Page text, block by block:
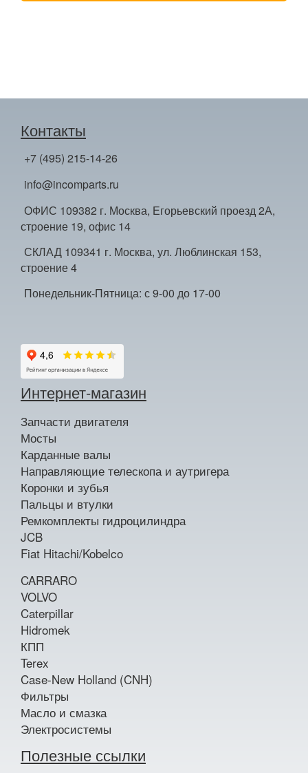
Контакты
+7 (495) 215-14-26
info@incomparts.ru
ОФИС 109382 г. Москва, Егорьевский проезд 2А,
строение 19, офис 14
СКЛАД 109341 г. Москва, ул. Люблинская 153,
строение 4
Понедельник-Пятница: с 9-00 до 17-00
Интернет-магазин
Запчасти двигателя
Мосты
Карданные валы
Направляющие телескопа и аутригера
Коронки и зубья
Пальцы и втулки
Ремкомплекты гидроцилиндра
JCB
Fiat Hitachi/Kobelco
CARRARO
VOLVO
Caterpillar
Hidromek
КПП
Terex
Case-New Holland (CNH)
Фильтры
Масло и смазка
Электросистемы
Полезные ссылки